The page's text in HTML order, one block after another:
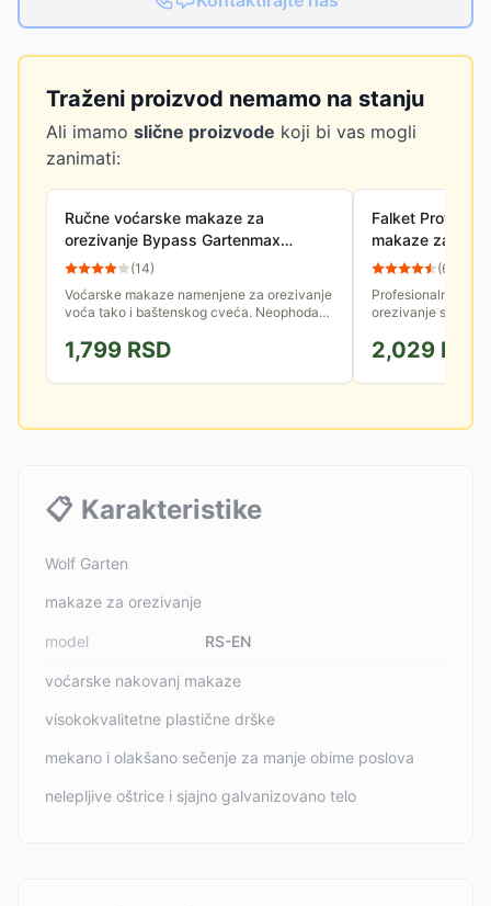
Traženi proizvod nemamo na stanju
Ali imamo slične proizvode koji bi vas mogli
zanimati:
Ručne voćarske makaze za
orezivanje Bypass Gartenmax
0315166 (14)
Voćarske makaze namenjene za orezivanje
voća tako i baštenskog cveća. Neophodan
kvalitetno, teflonizirano...
1,799 RSD
Falket
makaze za
(65
Profesionalne
orezivanje sa
preseku grane
2,029 RSD
📋 Karakteristike
Wolf Garten
makaze za orezivanje
model RS-EN
voćarske nakovanj makaze
visokokvalitetne plastične drške
mekano i olakšano sečenje za manje obime poslova
nelepljive oštrice i sjajno galvanizovano telo